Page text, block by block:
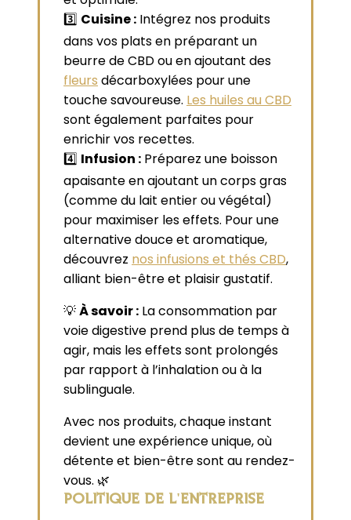
3️⃣ Cuisine : Intégrez nos produits
dans vos plats en préparant un
beurre de CBD ou en ajoutant des
fleurs décarboxylées pour une
touche savoureuse. Les huiles au CBD
sont également parfaites pour
enrichir vos recettes.
4️⃣ Infusion : Préparez une boisson
apaisante en ajoutant un corps gras
(comme du lait entier ou végétal)
pour maximiser les effets. Pour une
alternative douce et aromatique,
découvrez nos infusions et thés CBD,
alliant bien-être et plaisir gustatif.
💡À savoir : La consommation par
voie digestive prend plus de temps à
agir, mais les effets sont prolongés
par rapport à l’inhalation ou à la
sublinguale.
Avec nos produits, chaque instant
devient une expérience unique, où
détente et bien-être sont au rendez-
vous. 🌿
POLITIQUE DE L'ENTREPRISE